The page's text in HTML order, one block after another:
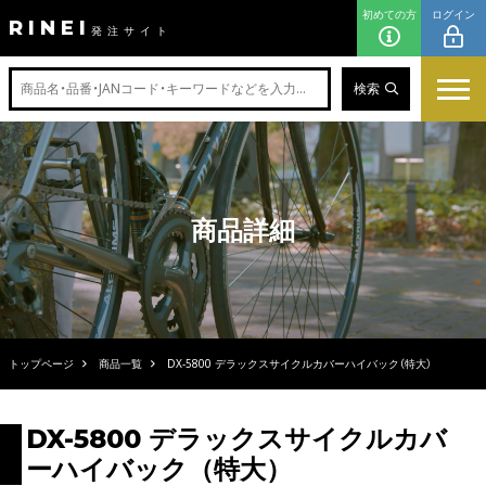
RINEI 発注サイト
初めての方 ログイン
検索
商品詳細
トップページ 商品一覧 DX-5800 デラックスサイクルカバーハイバック（特大）
DX-5800 デラックスサイクルカバ
ーハイバック（特大）